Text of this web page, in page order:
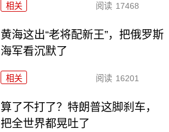
相关 阅读 17468
黄海这出“老将配新王”，把俄罗斯
海军看沉默了
相关 阅读 16201
算了不打了？特朗普这脚刹车，
把全世界都晃吐了